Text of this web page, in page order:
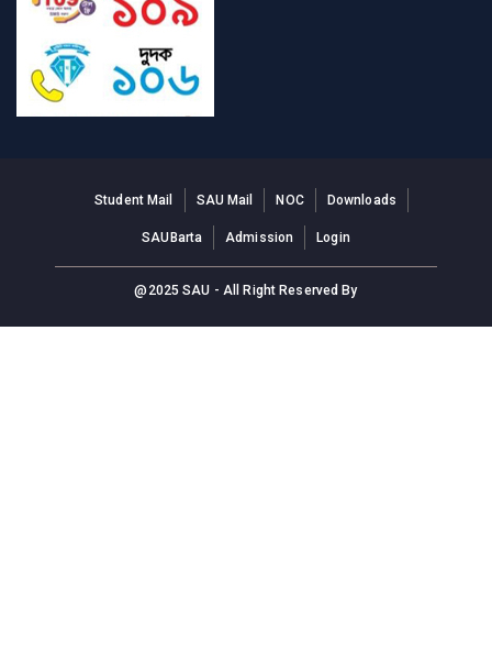
Student Mail SAU Mail NOC Downloads
SAUBarta Admission Login
@2025 SAU - All Right Reserved By